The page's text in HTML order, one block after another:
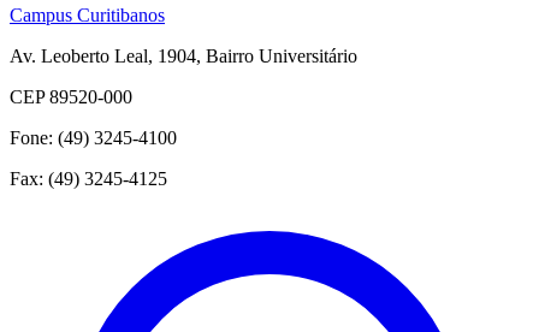
Campus Curitibanos
Av. Leoberto Leal, 1904, Bairro Universitário
CEP 89520-000
Fone: (49) 3245-4100
Fax: (49) 3245-4125